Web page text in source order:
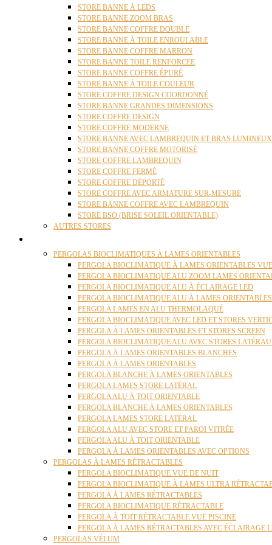
STORE BANNE À LEDS
STORE BANNE ZOOM BRAS
STORE BANNE COFFRE DOUBLE
STORE BANNE À TOILE ENROULABLE
STORE BANNE COFFRE MARRON
STORE BANNE TOILE RENFORCEE
STORE BANNE COFFRE ÉPURÉ
STORE BANNE À TOILE COULEUR
STORE COFFRE DESIGN COORDONNÉ
STORE BANNE GRANDES DIMENSIONS
STORE COFFRE DESIGN
STORE COFFRE MODERNE
STORE BANNE AVEC LAMBREQUIN ET BRAS LUMINEUX
STORE BANNE COFFRE MOTORISÉ
STORE COFFRE LAMBREQUIN
STORE COFFRE FERMÉ
STORE COFFRE DÉPORTÉ
STORE COFFRE AVEC ARMATURE SUR-MESURE
STORE BANNE COFFRE AVEC LAMBREQUIN
STORE BSO (BRISE SOLEIL ORIENTABLE)
AUTRES STORES
PERGOLAS BIOCLIMATIQUES À LAMES ORIENTABLES
PERGOLA BIOCLIMATIQUE À LAMES ORIENTABLES
PERGOLA BIOCLIMATIQUE ALU ZOOM LAMES
PERGOLA BIOCLIMATIQUE ALU À ÉCLAIRAGE LED
PERGOLA BIOCLIMATIQUE ALU À LAMES
PERGOLA LAMES EN ALU THERMOLAQUÉ
PERGOLA BIOCLIMATIQUE AVEC LED ET STORES
PERGOLA À LAMES ORIENTABLES ET STORES SCREEN
PERGOLA BIOCLIMATIQUE ALU AVEC STORES
PERGOLA À LAMES ORIENTABLES BLANCHES
PERGOLA À LAMES ORIENTABLES
PERGOLA BLANCHE À LAMES ORIENTABLES
PERGOLA LAMES STORE LATÉRAL
PERGOLA ALU À TOIT ORIENTABLE
PERGOLA BLANCHE À LAMES ORIENTABLES
PERGOLA LAMES STORE LATÉRAL
PERGOLA ALU AVEC STORE ET PAROI VITRÉE
PERGOLA ALU À TOIT ORIENTABLE
PERGOLA À LAMES ORIENTABLES AVEC OPTIONS
PERGOLAS À LAMES RÉTRACTABLES
PERGOLA BIOCLIMATIQUE VUE DE NUIT
PERGOLA BIOCLIMATIQUE À LAMES ULTRA
PERGOLA À LAMES RÉTRACTABLES
PERGOLA BIOCLIMATIQUE RÉTRACTABLE
PERGOLA À TOIT RÉTRACTABLE VUE PISCINE
PERGOLA À LAMES RÉTRACTABLES AVEC ÉCLAIRAGE
PERGOLAS VÉLUM